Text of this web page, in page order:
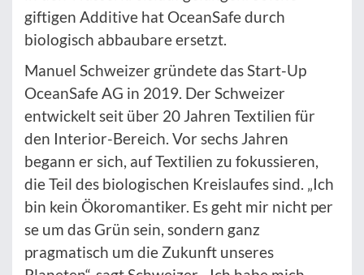
giftigen Additive hat OceanSafe durch
biologisch abbaubare ersetzt.
Manuel Schweizer gründete das Start-Up
OceanSafe AG in 2019. Der Schweizer
entwickelt seit über 20 Jahren Textilien für
den Interior-Bereich. Vor sechs Jahren
begann er sich, auf Textilien zu fokussieren,
die Teil des biologischen Kreislaufes sind. „Ich
bin kein Ökoromantiker. Es geht mir nicht per
se um das Grün sein, sondern ganz
pragmatisch um die Zukunft unseres